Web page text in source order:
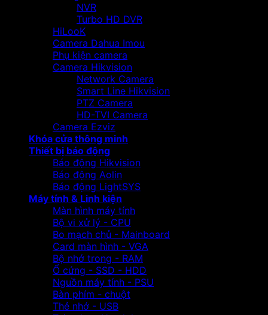
NVR
Turbo HD DVR
HiLooK
Camera Dahua Imou
Phụ kiện camera
Camera Hikvision
Network Camera
Smart Line Hikvision
PTZ Camera
HD-TVI Camera
Camera Ezviz
Khóa cửa thông minh
Thiết bị báo động
Báo động Hikvision
Báo động Aolin
Báo động LightSYS
Máy tính & Linh kiện
Màn hình máy tính
Bộ vi xử lý - CPU
Bo mạch chủ - Mainboard
Card màn hình - VGA
Bộ nhớ trong - RAM
Ổ cứng - SSD - HDD
Nguồn máy tính - PSU
Bàn phím - chuột
Thẻ nhớ - USB